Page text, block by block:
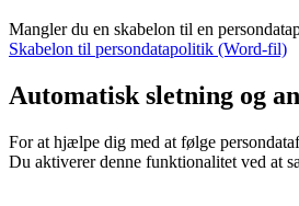
Mangler du en skabelon til en
Skabelon til persondatapolitik (Word-fil)
Automatisk sletning og
For at hjælpe dig med at følge
Du aktiverer denne funktionalitet ved at